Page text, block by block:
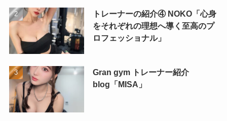
トレーナーの紹介④ NOKO「心身
をそれぞれの理想へ導く至高のプ
ロフェッショナル」
Gran gym トレーナー紹介
blog「MISA」